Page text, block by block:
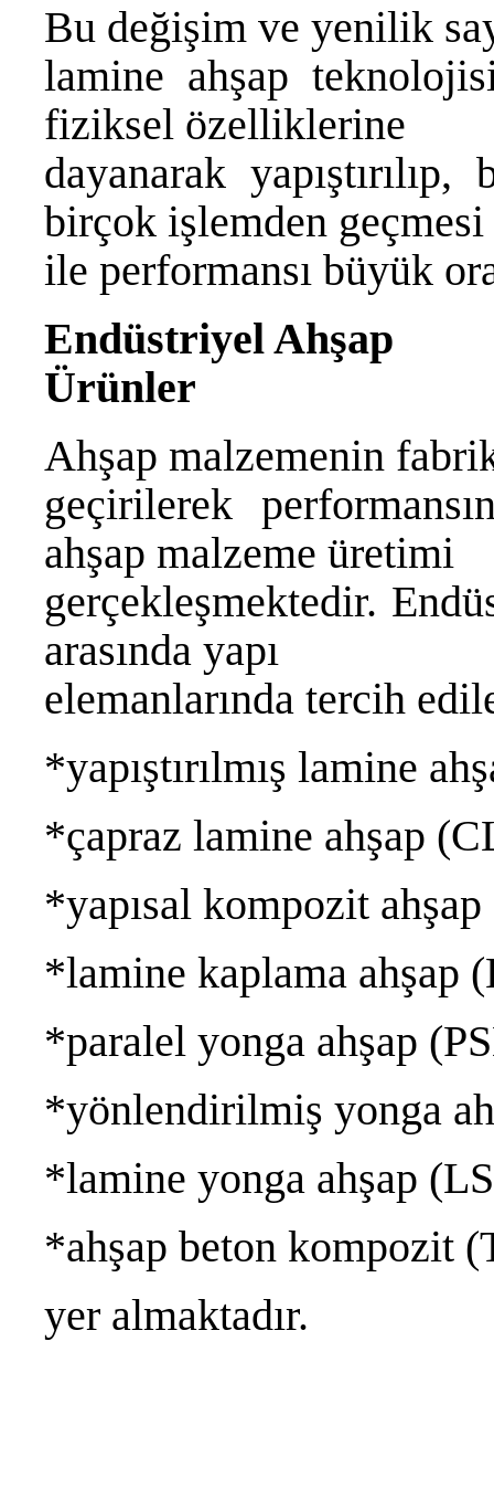
Bu değişim ve yenilik
lamine ahşap
fiziksel özelliklerine
dayanarak
birçok işlemden geçmesi
ile performansı büyük
Endüstriyel Ahşap
Ürünler
Ahşap malzemenin
geçirilerek
ahşap malzeme üretimi
gerçekleşmektedir.
arasında yapı
elemanlarında tercih
*yapıştırılmış lamine
*çapraz lamine ahşap
*yapısal kompozit
*lamine kaplama ahşap
*paralel yonga ahşap
*yönlendirilmiş yonga
*lamine yonga ahşap
*ahşap beton kompozit
yer almaktadır.